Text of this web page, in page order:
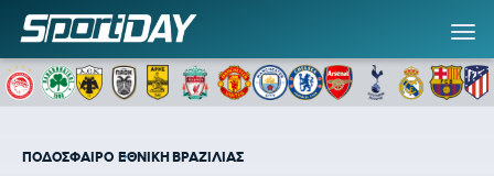
ΠΟΔΟΣΦΑΙΡΟ ΕΘΝΙΚΗ ΒΡΑΖΙΛΙΑΣ